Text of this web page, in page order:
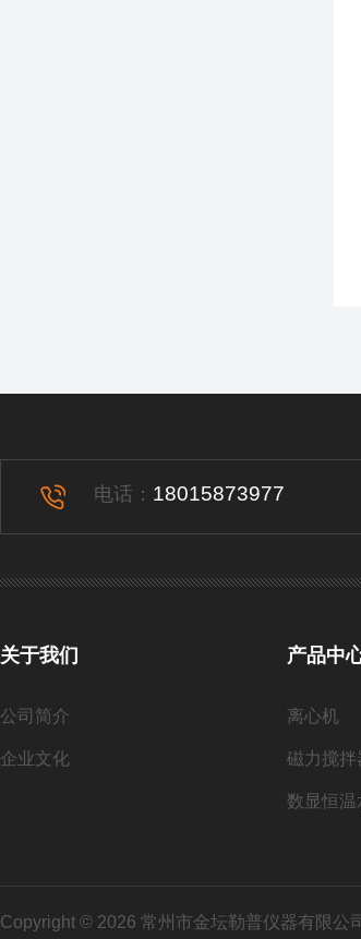
电话： 18015873977
关于我们
公司简介
企业文化
产品中
离心机
磁力搅拌
数显恒温
Copyright © 2026 常州市金坛勒普仪器有限公